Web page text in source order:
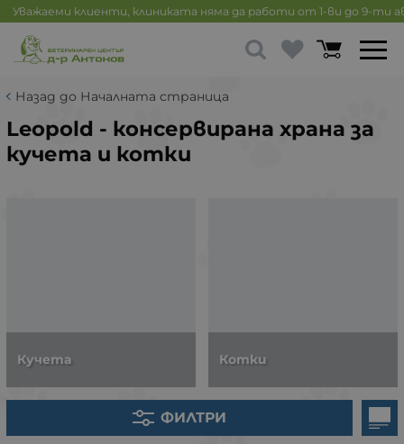
Уважаеми клиенти, клиниката няма да работи от 1-ви до 9-ти
Назад до Началната страница
Leopold - консервирана храна за
кучета и котки
Кучета Котки
ФИЛТРИ